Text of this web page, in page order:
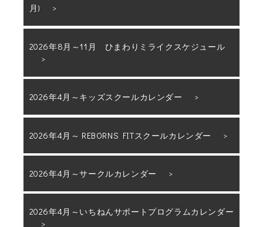
月)
2026年8月～11月 ひまわりミライクスケジュール
2026年4月～キッズスクールカレンダー
2026年4月～ REBORNS FITスクールカレンダー
2026年4月～サークルカレンダー
2026年4月～いちねんサポートプログラムカレンダー